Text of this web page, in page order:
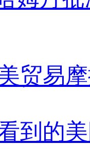
贸易
到的